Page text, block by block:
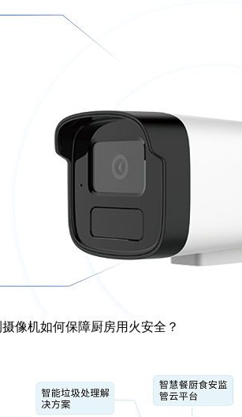
像机如何保障厨房用火安全？